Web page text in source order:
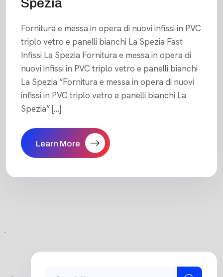
Spezia
Fornitura e messa in opera di nuovi infissi in PVC
triplo vetro e panelli bianchi La Spezia Fast
Infissi La Spezia Fornitura e messa in opera di
nuovi infissi in PVC triplo vetro e panelli bianchi
La Spezia “Fornitura e messa in opera di nuovi
infissi in PVC triplo vetro e panelli bianchi La
Spezia” […]
Learn More